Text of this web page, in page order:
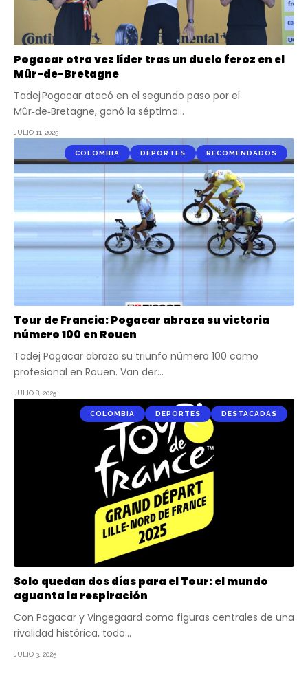
Pogacar otra vez líder tras un duelo feroz en el
Mûr-de-Bretagne
Tadej Pogacar atacó en el segundo paso por el
Mûr‑de‑Bretagne, ganó la séptima…
JULIO 11, 2025
COLOMBIA DEPORTES RECOMENDADOS
Tour de Francia: Pogacar abraza su victoria
número 100 en Rouen
Tadej Pogacar abraza su triunfo número 100 como
profesional en Rouen. Van der…
JULIO 8, 2025
COLOMBIA DEPORTES DESTACADAS
Solo quedan dos días para el Tour: el mundo
aguanta la respiración
Con Pogacar y Vingegaard como figuras centrales de una
rivalidad histórica, todo…
JULIO 3, 2025